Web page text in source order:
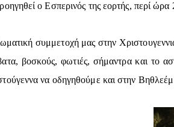
ο Εσπερινός της εορτής, περί
συμμετοχή μας στην
βοσκούς, φωτιές, σήμαντρα και το
να οδηγηθούμε και στην